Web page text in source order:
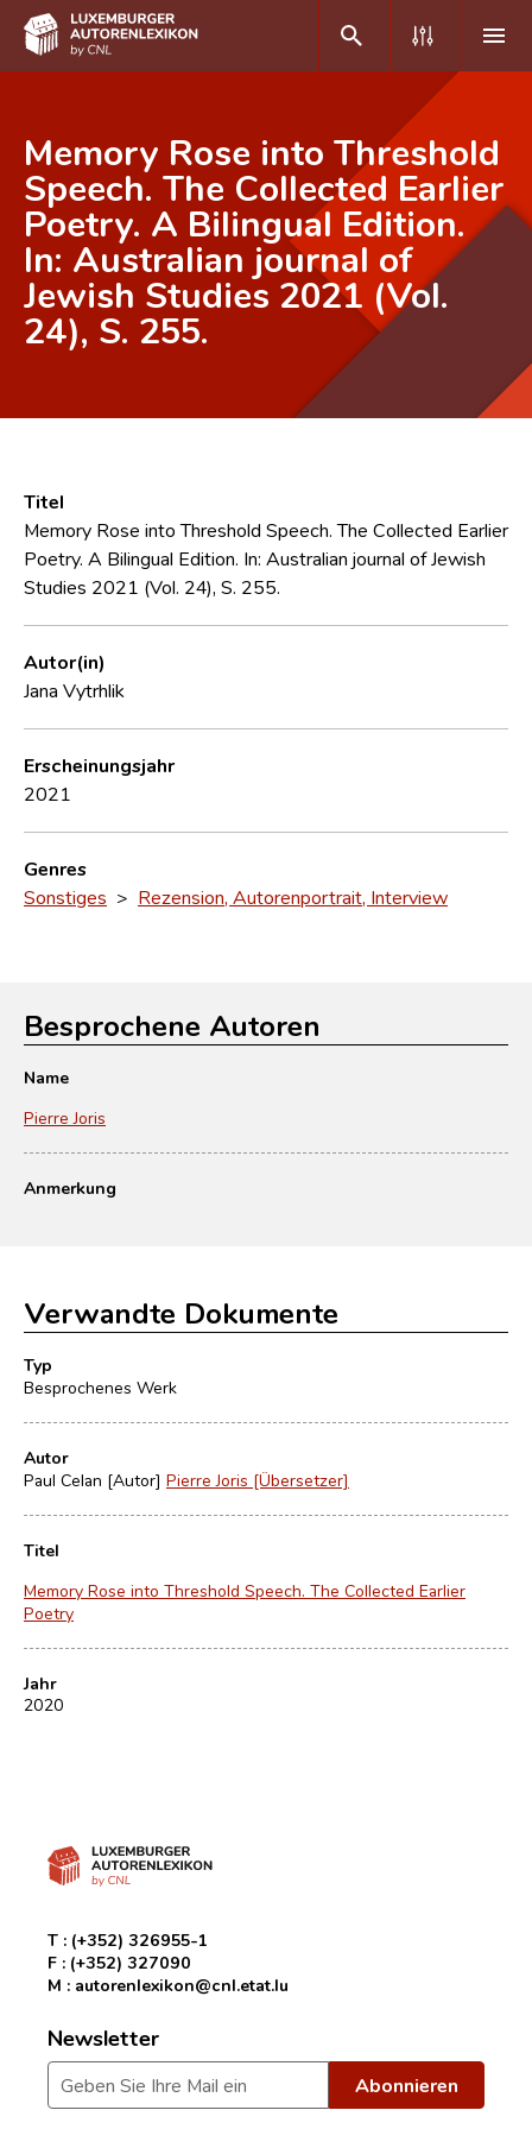
DE FR
Home
Autor(inn)en A-Z
Erweiterte Suche
CNL
Kontakt
Memory Rose into Threshold
Speech. The Collected Earlier
Poetry. A Bilingual Edition.
In: Australian journal of
Jewish Studies 2021 (Vol.
24), S. 255.
Titel
Memory Rose into Threshold Speech. The Collected Earlier
Poetry. A Bilingual Edition. In: Australian journal of Jewish
Studies 2021 (Vol. 24), S. 255.
Autor(in)
Jana Vytrhlik
Erscheinungsjahr
2021
Genres
Sonstiges > Rezension, Autorenportrait, Interview
Besprochene Autoren
Name
Pierre Joris
Anmerkung
Verwandte Dokumente
Typ
Besprochenes Werk
Autor
Paul Celan [Autor] Pierre Joris [Übersetzer]
Titel
Memory Rose into Threshold Speech. The Collected Earlier
Poetry
Jahr
2020
T : (+352) 326955-1
F : (+352) 327090
M : autorenlexikon@cnl.etat.lu
Newsletter